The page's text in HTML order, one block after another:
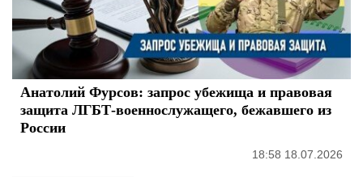
Анатолий Фурсов: запрос убежища и правовая
защита ЛГБТ-военнослужащего, бежавшего из
России
18:58 18.07.2026